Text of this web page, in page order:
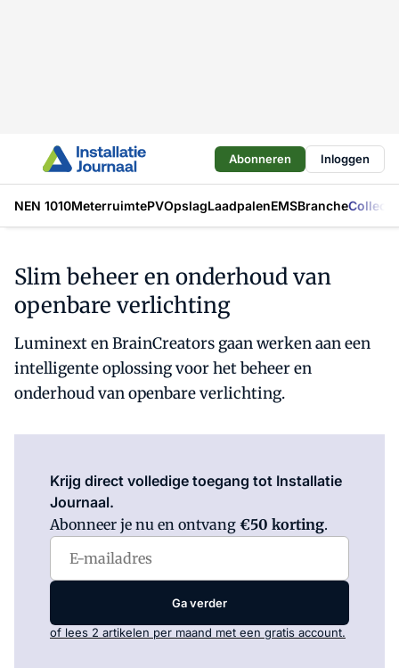
Abonneren Inloggen
NEN 1010MeterruimtePVOpslagLaadpalenEMSBranche
Slim beheer en onderhoud van
openbare verlichting
Luminext en BrainCreators gaan werken aan een
intelligente oplossing voor het beheer en
onderhoud van openbare verlichting.
Krijg direct volledige toegang tot Installatie
Journaal.
Abonneer je nu en ontvang €50 korting.
Ga verder
of lees 2 artikelen per maand met een gratis account.